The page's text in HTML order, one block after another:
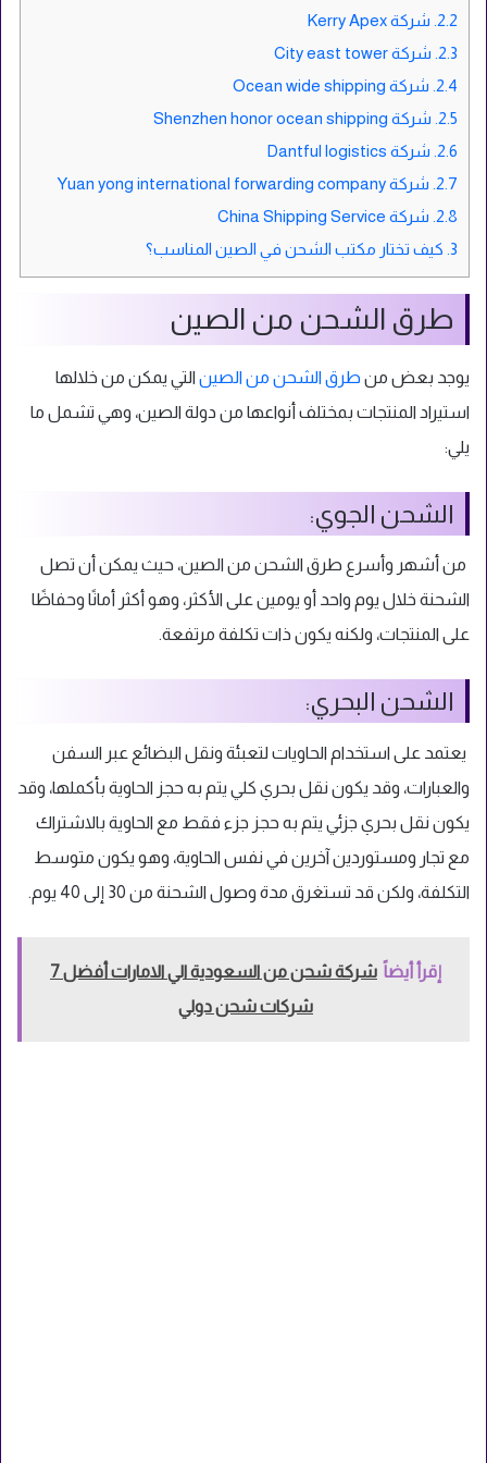
2.2. شركة Kerry Apex
2.3. شركة City east tower
2.4. شركة Ocean wide shipping
2.5. شركة Shenzhen honor ocean shipping
2.6. شركة Dantful logistics
2.7. شركة Yuan yong international forwarding company
2.8. شركة China Shipping Service
3. كيف تختار مكتب الشحن في الصين المناسب؟
طرق الشحن من الصين
يوجد بعض من طرق الشحن من الصين التي يمكن من خلالها
استيراد المنتجات بمختلف أنواعها من دولة الصين، وهي تشمل ما
يلي:
الشحن الجوي:
من أشهر وأسرع طرق الشحن من الصين، حيث يمكن أن تصل
الشحنة خلال يوم واحد أو يومين على الأكثر، وهو أكثر أمانًا وحفاظًا
على المنتجات، ولكنه يكون ذات تكلفة مرتفعة.
الشحن البحري:
يعتمد على استخدام الحاويات لتعبئة ونقل البضائع عبر السفن
والعبارات، وقد يكون نقل بحري كلي يتم به حجز الحاوية بأكملها، وقد
يكون نقل بحري جزئي يتم به حجز جزء فقط مع الحاوية بالاشتراك
مع تجار ومستوردين آخرين في نفس الحاوية، وهو يكون متوسط
التكلفة، ولكن قد تستغرق مدة وصول الشحنة من 30 إلى 40 يوم.
إقرأ أيضاً
شركة شحن من السعودية الي الامارات أفضل 7
شركات شحن دولي